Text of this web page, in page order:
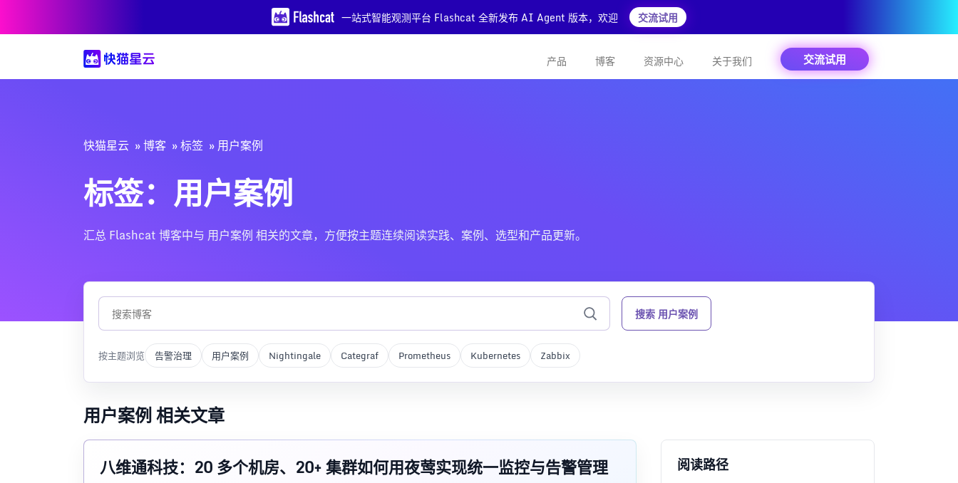
一站式智能观测平台 Flashcat 全新发布 AI Agent 版本，欢迎 交流试用
产品 博客 资源中心 关于我们 交流试用
快猫星云 博客 标签 用户案例
标签：用户案例
汇总 Flashcat 博客中与 用户案例 相关的文章，方便按主题连续阅读实践、案例、选型和产品更新。
搜索 用户案例
按主题浏览 告警治理 用户案例 Nightingale Categraf Prometheus Kubernetes Zabbix
用户案例 相关文章
八维通科技：20 多个机房、20+ 集群如何用夜莺实现统一监控与告警管理 阅读路径